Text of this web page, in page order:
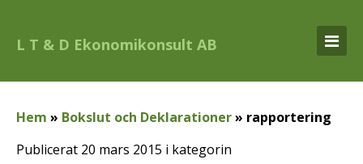
L T & D Ekonomikonsult AB
Hem » Bokslut och Deklarationer» rapportering
Publicerat 20 mars 2015 i kategorin